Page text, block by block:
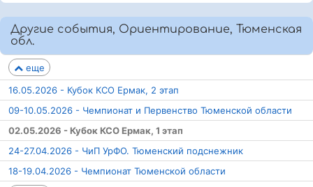
Другие события, Ориентирование, Тюменская
обл.
еще
16.05.2026 - Кубок КСО Ермак, 2 этап
09-10.05.2026 - Чемпионат и Первенство Тюменской области
02.05.2026 - Кубок КСО Ермак, 1 этап
24-27.04.2026 - ЧиП УрФО. Тюменский подснежник
18-19.04.2026 - Чемпионат Тюменской области